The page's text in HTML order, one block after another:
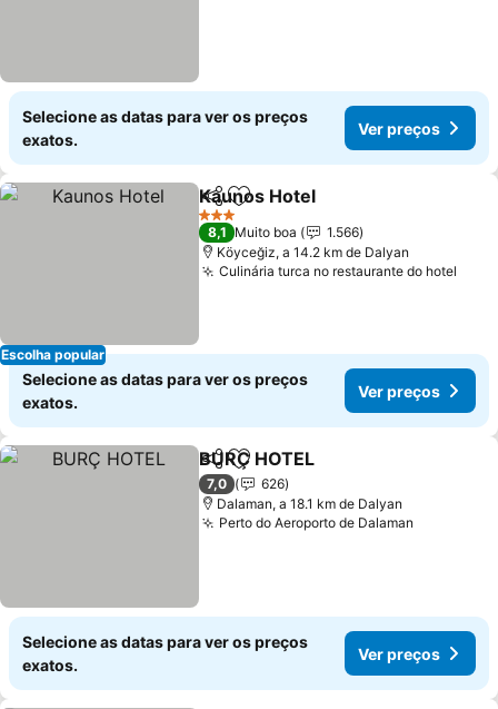
Selecione as datas para ver os preços
exatos.
Ver preços
Escolha popular
PartilharAdicionar aos favoritos
Kaunos Hotel
3 Estrelas
8,1 Muito boa
1.566
Köyceğiz, a 14.2 km de Dalyan
Culinária turca no restaurante do hotel
Selecione as datas para ver os preços
exatos.
Ver preços
PartilharAdicionar aos favoritos
BURÇ HOTEL
7,0
626
Dalaman, a 18.1 km de Dalyan
Perto do Aeroporto de Dalaman
Selecione as datas para ver os preços
exatos.
Ver preços